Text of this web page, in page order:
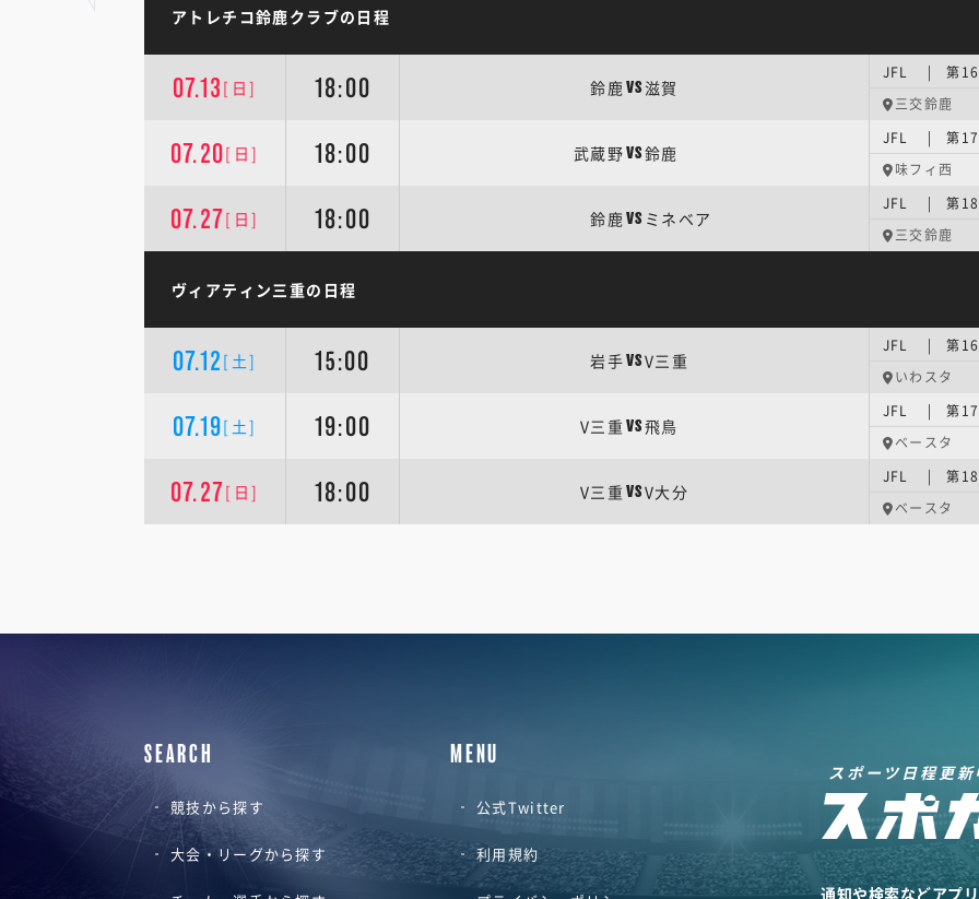
アトレチコ鈴鹿クラブの日程
07.13 [日] 18:00 鈴鹿VS滋賀
JFL | 第16
三交鈴鹿
07.20[日] 18:00 武蔵野VS鈴鹿
JFL | 第17
味フィ西
07.27[日] 18:00 鈴鹿VS ミネベア
JFL | 第18
三交鈴鹿
ヴィアティン三重の日程
07.12 [土] 15:00 岩手VSV三重
JFL | 第16
いわスタ
07.19[土] 19:00 V三重 VS飛鳥
JFL | 第17
ベースタ
07.27[日] 18:00 V三重 VSV大分
JFL | 第18
ベースタ
SEARCH
競技から探す
大会・リーグから探す
MENU
公式Twitter
利用規約
スポーツ日程更新
通知や検索などアプ